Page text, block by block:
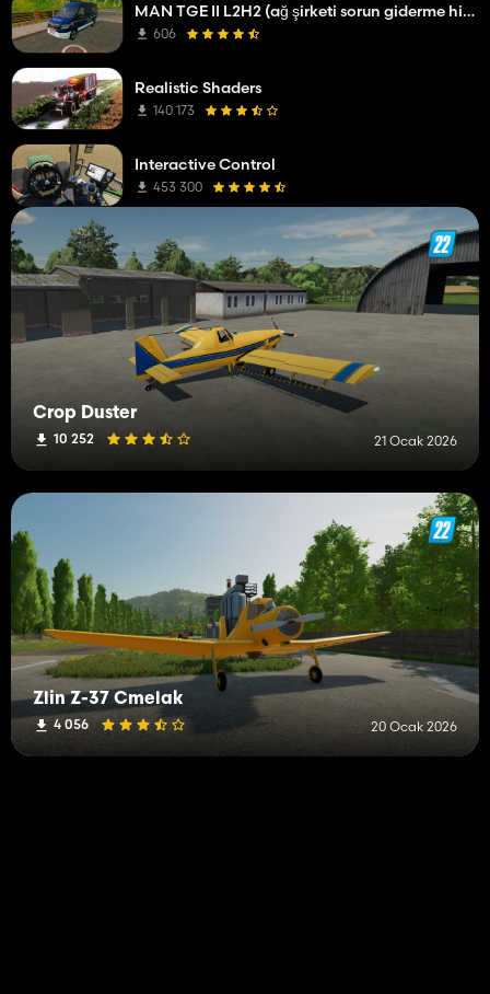
Crop Duster
10 252 21 Ocak 2026
Zlin Z-37 Cmelak
4 056 20 Ocak 2026
MAN TGE II L2H2 (ağ şirketi sorun giderme hizmeti)
606
Realistic Shaders
140 173
Interactive Control
453 300